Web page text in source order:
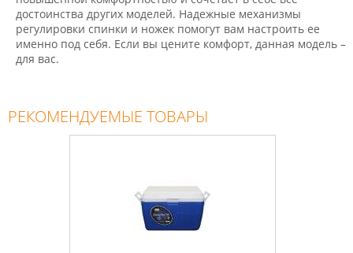
достоинства других моделей. Надежные механизмы
регулировки спинки и ножек помогут вам настроить ее
именно под себя. Если вы цените комфорт, данная модель –
для вас.
РЕКОМЕНДУЕМЫЕ ТОВАРЫ